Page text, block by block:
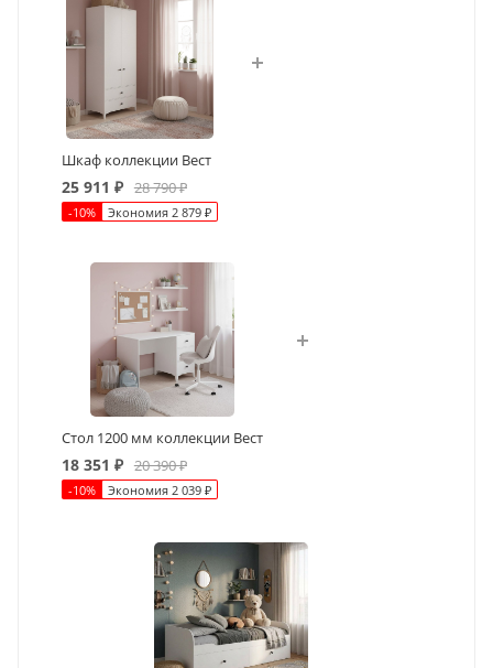
Шкаф коллекции Вест
25 911 ₽ 28 790₽
-10% Экономия 2 879₽
Стол 1200 мм коллекции Вест
18 351 ₽ 20 390₽
-10% Экономия 2 039₽